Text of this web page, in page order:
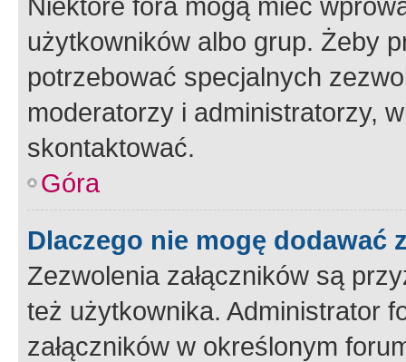
użytkowników albo grup. Żeby
potrzebować specjalnych
moderatorzy i administratorzy,
skontaktować.
Góra
Dlaczego nie mogę dodawać
Zezwolenia załączników są
też użytkownika. Administrator
załączników w określonym